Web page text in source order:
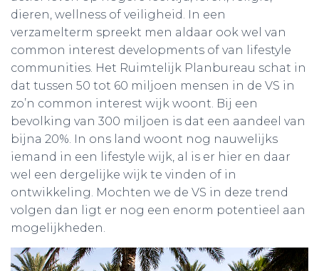
dieren, wellness of veiligheid. In een
verzamelterm spreekt men aldaar ook wel van
common interest developments of van lifestyle
communities. Het Ruimtelijk Planbureau schat in
dat tussen 50 tot 60 miljoen mensen in de VS in
zo’n common interest wijk woont. Bij een
bevolking van 300 miljoen is dat een aandeel van
bijna 20%. In ons land woont nog nauwelijks
iemand in een lifestyle wijk, al is er hier en daar
wel een dergelijke wijk te vinden of in
ontwikkeling. Mochten we de VS in deze trend
volgen dan ligt er nog een enorm potentieel aan
mogelijkheden.